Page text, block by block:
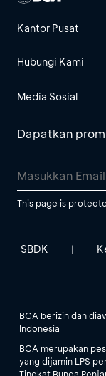
Kantor Pusat
Hubungi Kami
Media Sosial
Dapatkan
This page is
SBDK |
BCA berizin dan
Indonesia
BCA merupakan
yang dijamin LPS